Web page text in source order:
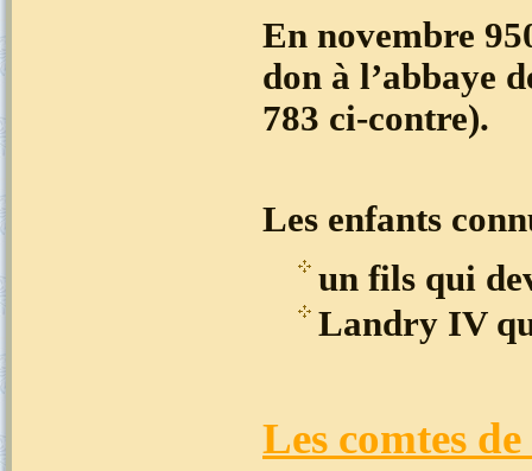
En novembre
don à l’abbaye
783 ci-contre).
Les enfants
un fils qui
Landry IV
Les comtes